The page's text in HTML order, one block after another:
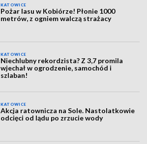
KATOWICE
Pożar lasu w Kobiórze! Płonie 1000
metrów, z ogniem walczą strażacy
KATOWICE
Niechlubny rekordzista? Z 3,7 promila
wjechał w ogrodzenie, samochód i
szlaban!
KATOWICE
Akcja ratownicza na Sole. Nastolatkowie
odcięci od lądu po zrzucie wody